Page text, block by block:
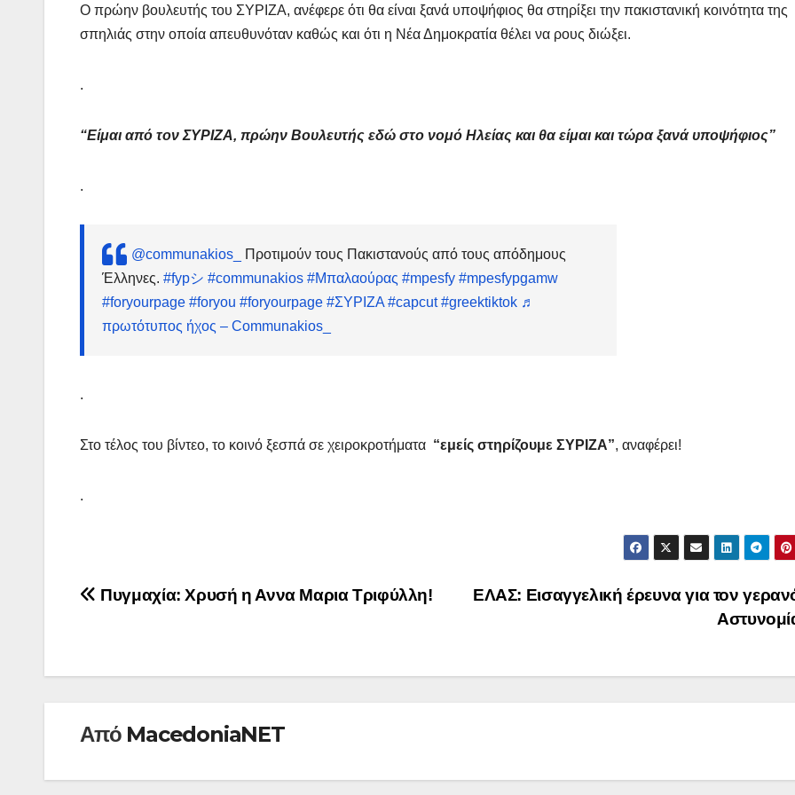
Ο πρώην βουλευτής του ΣΥΡΙΖΑ, ανέφερε ότι θα είναι ξανά υποψήφιος θα στηρίξει την πακιστανική κοινότητα της
σπηλιάς στην οποία απευθυνόταν καθώς και ότι η Νέα Δημοκρατία θέλει να ρους διώξει.
.
“Είμαι από τον ΣΥΡΙΖΑ, πρώην Βουλευτής εδώ στο νομό Ηλείας και θα είμαι και τώρα ξανά υποψήφιος”
.
@communakios_
Προτιμούν τους Πακιστανούς από τους απόδημους
Έλληνες. #fypシ #communakios #Μπαλαούρας #mpesfy #mpesfypgamw
#foryourpage #foryou #foryourpage #ΣΥΡΙΖΑ #capcut #greektiktok ♬
πρωτότυπος ήχος – Communakios_
.
Στο τέλος του βίντεο, το κοινό ξεσπά σε χειροκροτήματα “εμείς στηρίζουμε ΣΥΡΙΖΑ”, αναφέρει!
.
Πλοήγηση
ΕΛΑΣ: Εισαγγελική έρευνα για τον
Πυγμαχία: Χρυσή η Αννα Μαρια Τριφύλλη!
Από MacedoniaNET